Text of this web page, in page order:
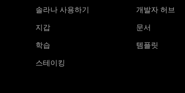
솔라나 사용하기
지갑
학습
스테이킹
개발자 허브
문서
템플릿